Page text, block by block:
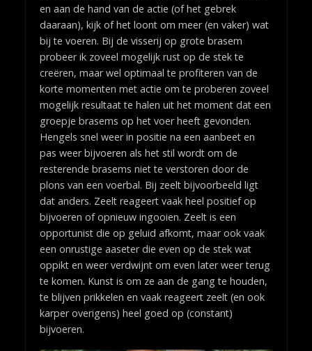
en aan de hand van de actie (of het gebrek
daaraan), kijk of het loont om meer (en vaker) wat
bij te voeren. Bij de visserij op grote brasem
probeer ik zoveel mogelijk rust op de stek te
creëren, maar wel optimaal te profiteren van de
korte momenten met actie om te proberen zoveel
mogelijk resultaat te halen uit het moment dat een
groepje brasems op het voer heeft gevonden.
Hengels snel weer in positie na een aanbeet en
pas weer bijvoeren als het stil wordt om de
resterende brasems niet te verstoren door de
plons van een voerbal. Bij zeelt bijvoorbeeld ligt
dat anders. Zeelt reageert vaak heel positief op
bijvoeren of opnieuw ingooien. Zeelt is een
opportunist die op geluid afkomt, maar ook vaak
een onrustige aaseter die even op de stek wat
oppikt en weer verdwijnt om even later weer terug
te komen. Kunst is om ze aan de gang te houden,
te blijven prikkelen en vaak reageert zeelt (en ook
karper overigens) heel goed op (constant)
bijvoeren.